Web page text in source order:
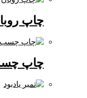
چاپ روبان(1)
چاپ چسب پهن